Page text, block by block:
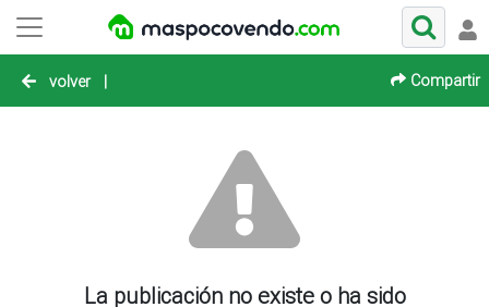
volver | Compartir
La publicación no existe o ha sido